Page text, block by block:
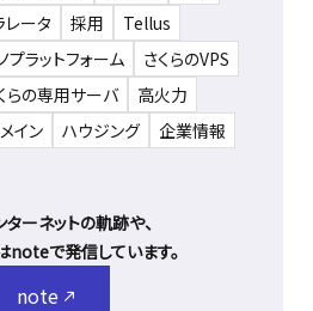
レータ
採用
Tellus
プラットフォーム
さくらのVPS
らの専用サーバ
高火力
イン ハウジング 企業情報
ターネットの軌跡や、
で発信しています。
note